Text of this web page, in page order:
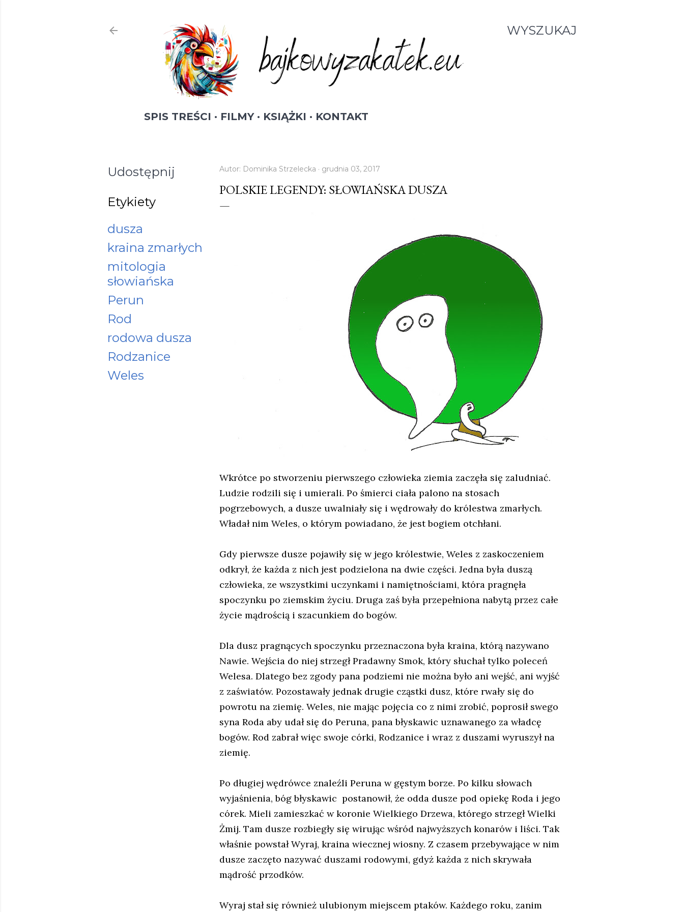
WYSZUKAJ
SPIS TREŚCI FILMY KSIĄŻKI KONTAKT
Udostępnij
Etykiety
dusza
kraina zmarłych
mitologia
słowiańska
Perun
Rod
rodowa dusza
Rodzanice
Weles
Autor: Dominika Strzelecka grudnia 03, 2017
POLSKIE LEGENDY: SŁOWIAŃSKA DUSZA
Wkrótce po stworzeniu pierwszego człowieka ziemia zaczęła się zaludniać.
Ludzie rodzili się i umierali. Po śmierci ciała palono na stosach
pogrzebowych, a dusze uwalniały się i wędrowały do królestwa zmarłych.
Władał nim Weles, o którym powiadano, że jest bogiem otchłani.
Gdy pierwsze dusze pojawiły się w jego królestwie, Weles z zaskoczeniem
odkrył, że każda z nich jest podzielona na dwie części. Jedna była duszą
człowieka, ze wszystkimi uczynkami i namiętnościami, która pragnęła
spoczynku po ziemskim życiu. Druga zaś była przepełniona nabytą przez całe
życie mądrością i szacunkiem do bogów.
Dla dusz pragnących spoczynku przeznaczona była kraina, którą nazywano
Nawie. Wejścia do niej strzegł Pradawny Smok, który słuchał tylko poleceń
Welesa. Dlatego bez zgody pana podziemi nie można było ani wejść, ani wyjść
z zaświatów. Pozostawały jednak drugie cząstki dusz, które rwały się do
powrotu na ziemię. Weles, nie mając pojęcia co z nimi zrobić, poprosił swego
syna Roda aby udał się do Peruna, pana błyskawic uznawanego za władcę
bogów. Rod zabrał więc swoje córki, Rodzanice i wraz z duszami wyruszył na
ziemię.
Po długiej wędrówce znaleźli Peruna w gęstym borze. Po kilku słowach
wyjaśnienia, bóg błyskawic postanowił, że odda dusze pod opiekę Roda i jego
córek. Mieli zamieszkać w koronie Wielkiego Drzewa, którego strzegł Wielki
Żmij. Tam dusze rozbiegły się wirując wśród najwyższych konarów i liści. Tak
właśnie powstał Wyraj, kraina wiecznej wiosny. Z czasem przebywające w nim
dusze zaczęto nazywać duszami rodowymi, gdyż każda z nich skrywała
mądrość przodków.
Wyraj stał się również ulubionym miejscem ptaków. Każdego roku, zanim